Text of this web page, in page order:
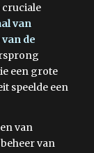
cruciale
van
de
een grote
speelde een
van
van